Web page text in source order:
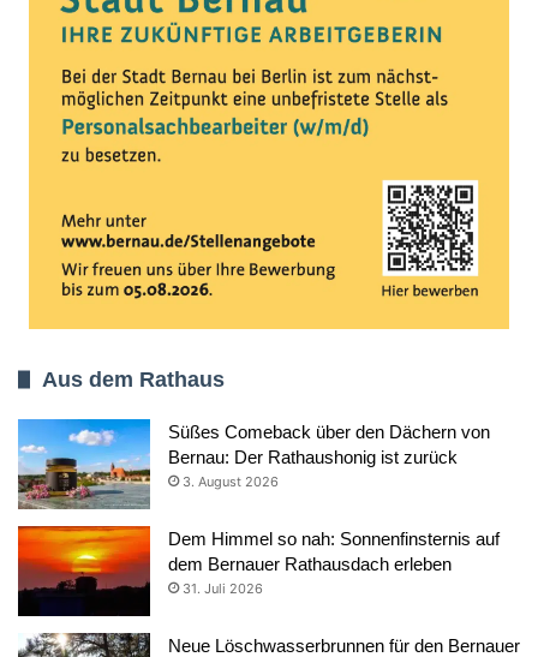
Aus dem Rathaus
Süßes Comeback über den Dächern von
Bernau: Der Rathaushonig ist zurück
3. August 2026
Dem Himmel so nah: Sonnenfinsternis auf
dem Bernauer Rathausdach erleben
31. Juli 2026
Neue Löschwasserbrunnen für den Bernauer